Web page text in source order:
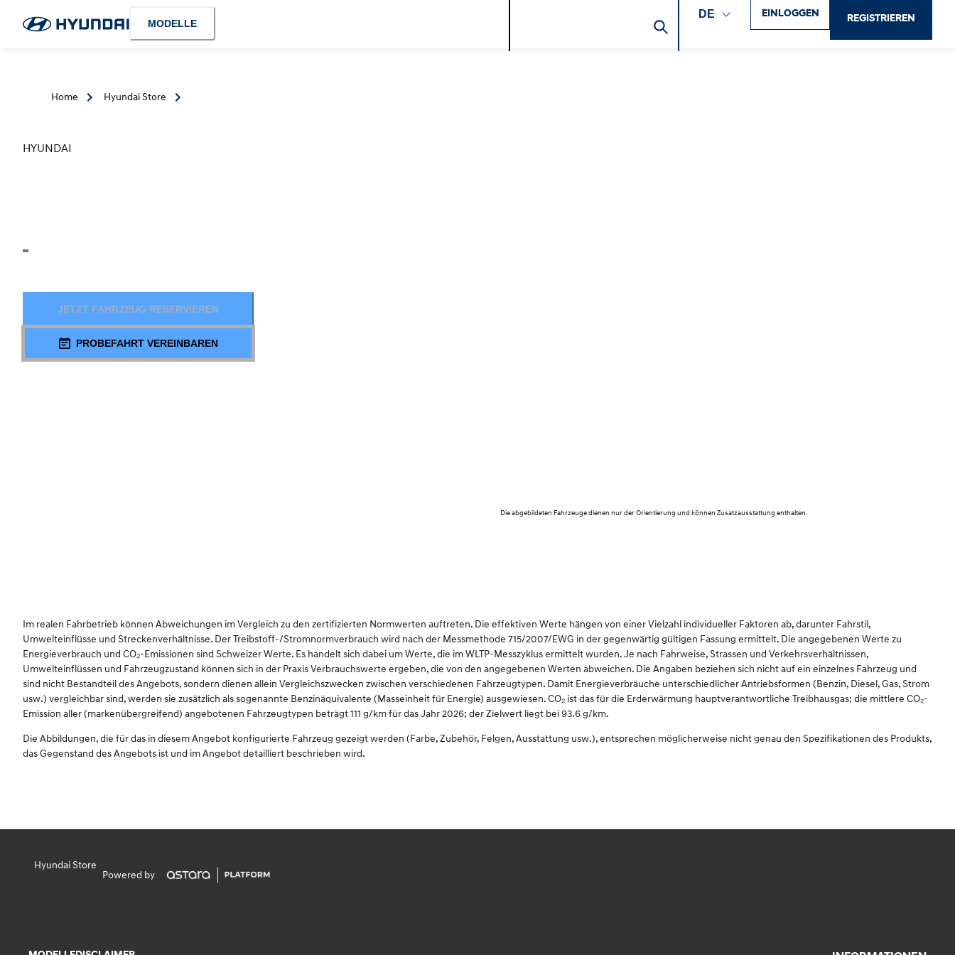
MODELLE
DE EINLOGGEN REGISTRIEREN
Home Hyundai Store
HYUNDAI
JETZT FAHRZEUG RESERVIEREN
PROBEFAHRT VEREINBAREN
Die abgebildeten Fahrzeuge dienen nur der Orientierung und können Zusatzausstattung enthalten.
Im realen Fahrbetrieb können Abweichungen im Vergleich zu den zertifizierten Normwerten auftreten. Die effektiven Werte hängen von einer Vielzahl individueller Faktoren ab, darunter Fahrstil,
Umwelteinflüsse und Streckenverhältnisse. Der Treibstoff-/Stromnormverbrauch wird nach der Messmethode 715/2007/EWG in der gegenwärtig gültigen Fassung ermittelt. Die angegebenen Werte zu
Energieverbrauch und CO₂-Emissionen sind Schweizer Werte. Es handelt sich dabei um Werte, die im WLTP-Messzyklus ermittelt wurden. Je nach Fahrweise, Strassen und Verkehrsverhältnissen,
Umwelteinflüssen und Fahrzeugzustand können sich in der Praxis Verbrauchswerte ergeben, die von den angegebenen Werten abweichen. Die Angaben beziehen sich nicht auf ein einzelnes Fahrzeug und
sind nicht Bestandteil des Angebots, sondern dienen allein Vergleichszwecken zwischen verschiedenen Fahrzeugtypen. Damit Energieverbräuche unterschiedlicher Antriebsformen (Benzin, Diesel, Gas, Strom
usw.) vergleichbar sind, werden sie zusätzlich als sogenannte Benzinäquivalente (Masseinheit für Energie) ausgewiesen. CO₂ ist das für die Erderwärmung hauptverantwortliche Treibhausgas; die mittlere CO₂-
Emission aller (markenübergreifend) angebotenen Fahrzeugtypen beträgt 111 g/km für das Jahr 2026; der Zielwert liegt bei 93.6 g/km.
Die Abbildungen, die für das in diesem Angebot konfigurierte Fahrzeug gezeigt werden (Farbe, Zubehör, Felgen, Ausstattung usw.), entsprechen möglicherweise nicht genau den Spezifikationen des Produkts,
das Gegenstand des Angebots ist und im Angebot detailliert beschrieben wird.
Hyundai Store
Powered by